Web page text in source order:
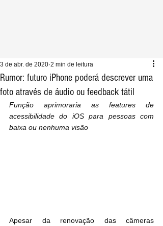
Rumor: futuro iPhone poderá descrever uma
foto através de áudio ou feedback tátil
3 de abr. de 2020 2 min de leitura
Função aprimoraria as features de
acessibilidade do iOS para pessoas com
baixa ou nenhuma visão
Apesar da renovação das câmeras